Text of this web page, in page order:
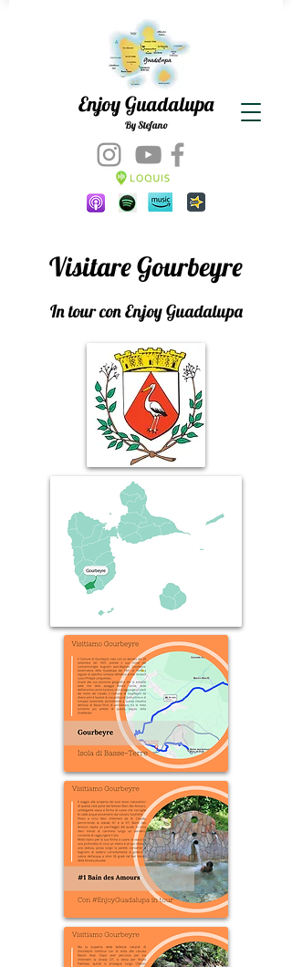
Enjoy Guadalupa
By Stefano
Visitare Gourbeyre
In tour con Enjoy Guadalupa